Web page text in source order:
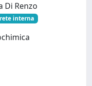
Di Renzo
interna